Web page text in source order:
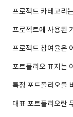
프로젝트 카테고리
프로젝트에 사용된
프로젝트 참여율은
포트폴리오 표지는
특정 포트폴리오를
대표 포트폴리오란